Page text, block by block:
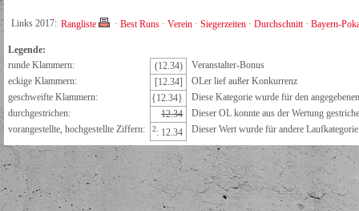
Links 2017: Rangliste · Best Runs · Verein · Siegerzeiten · Durchschnitt· Bayern-
Legende:
runde Klammern:
(12.34)
Veranstalter-Bonus
eckige Klammern:
[12.34]
OLer lief außer Konkurrenz
geschweifte Klammern:
{12.34}
Diese Kategorie wurde für den
durchgestrichen:
12.34
Dieser OL konnte aus der Wertung
vorangestellte, hochgestellte Ziffern:
2: 12.34 Dieser Wert wurde für andere